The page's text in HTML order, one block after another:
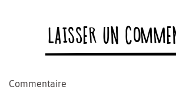
LAISSER UN
Commentaire